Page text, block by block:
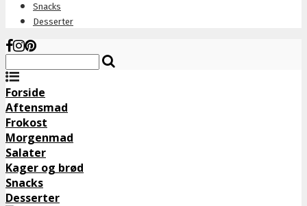
Snacks
Desserter
Forside
Aftensmad
Frokost
Morgenmad
Salater
Kager og brød
Snacks
Desserter